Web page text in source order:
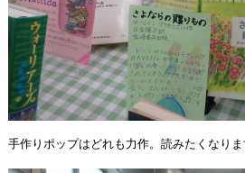
手作りポップはどれも力作。読みたくなりま